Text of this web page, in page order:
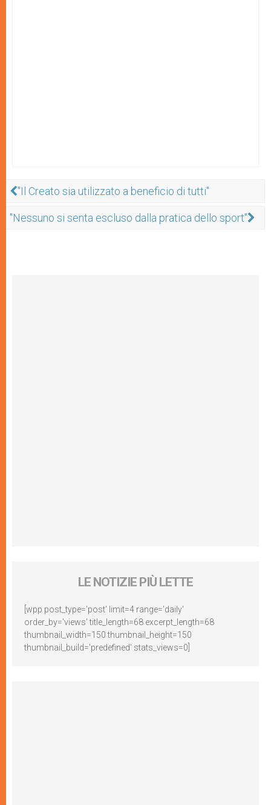
"Il Creato sia utilizzato a beneficio di tutti"
"Nessuno si senta escluso dalla pratica dello sport"
LE NOTIZIE PIÙ LETTE
[wpp post_type='post' limit=4 range='daily'
order_by='views' title_length=68 excerpt_length=68
thumbnail_width=150 thumbnail_height=150
thumbnail_build='predefined' stats_views=0]